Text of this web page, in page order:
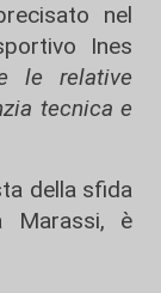
nel
Ines
le relative
tecnica e
della sfida
Marassi, è